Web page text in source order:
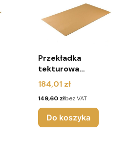
Przekładka
tekturowa
1100x765 mm 3W
(pakiet 80 sztuk)
Cena
184,01 zł
Cena
149,60 złbez VAT
Do koszyka